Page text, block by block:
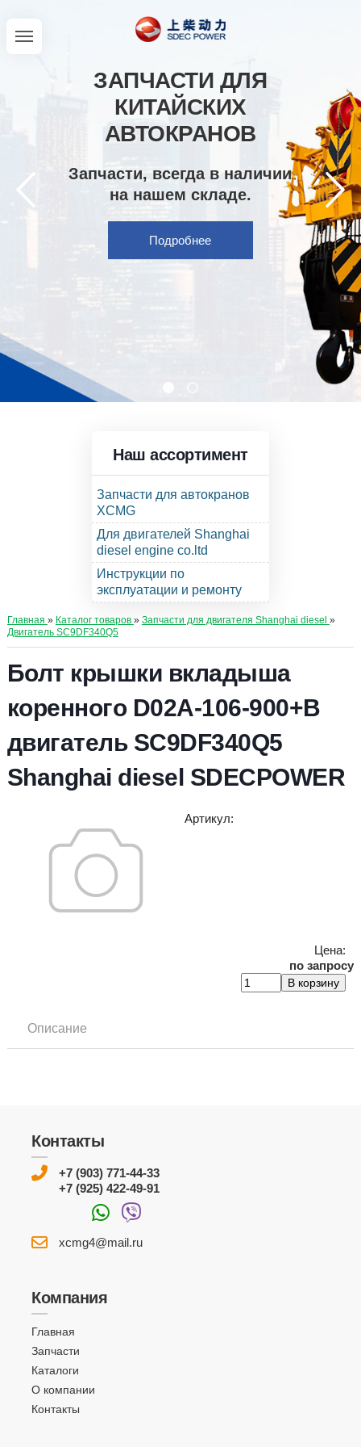
ЗАПЧАСТИ ДЛЯ
КИТАЙСКИХ
АВТОКРАНОВ
Запчасти, всегда в наличии
на нашем складе.
Подробнее
Наш ассортимент
Запчасти для автокранов
XCMG
Для двигателей Shanghai
diesel engine co.ltd
Инструкции по
эксплуатации и ремонту
Главная » Каталог товаров » Запчасти для двигателя Shanghai diesel »
Двигатель SC9DF340Q5
Болт крышки вкладыша
коренного D02A-106-900+B
двигатель SC9DF340Q5
Shanghai diesel SDECPOWER
Цена:
по запросу
Артикул:
Описание
Контакты
+7 (903) 771-44-33
+7 (925) 422-49-91
xcmg4@mail.ru
Компания
Главная
Запчасти
Каталоги
О компании
Контакты